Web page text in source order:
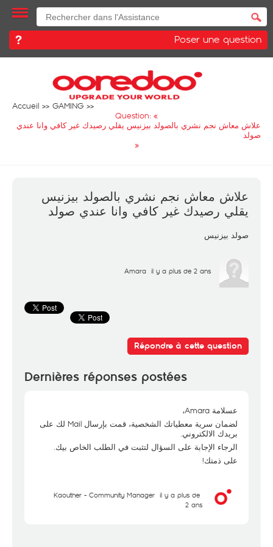
Poser une question
Accueil
GAMING
Question: «
علاش معاش نجم نشري بالصولد بيزنيس يقلي رصيدك غير كافي وانا عندي
صولد
»
علاش معاش نجم نشري بالصولد بيزنيس
يقلي رصيدك غير كافي وانا عندي صولد
صولد بيزنيس
Amara il y a plus de 2 ans
Répondre à cette question
Dernières réponses postées
عسلامة Amara،
لضمان سرية معطياتك الشخصية، قمت بإرسال Mail لك على
بريدك الالكتروني.
الرجاء الإجابة على السؤال لتثبت في الطلب الخاص بيك.
على ذمتك!
Kaouther - Community Manager il y a plus de
2 ans